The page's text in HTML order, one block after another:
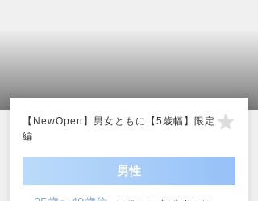
【NewOpen】男女ともに【5歳幅】限定
編
男性